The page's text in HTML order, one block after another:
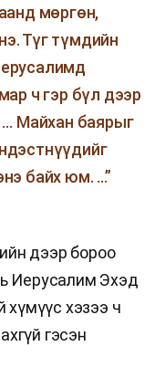
мөргөн,
Түг түмдийн
ч гэр бүл дээр
… Майхан баярыг
байх юм. …”
дээр бороо
Иерусалим Эхэд
хүмүүс хэзээ ч
гэсэн